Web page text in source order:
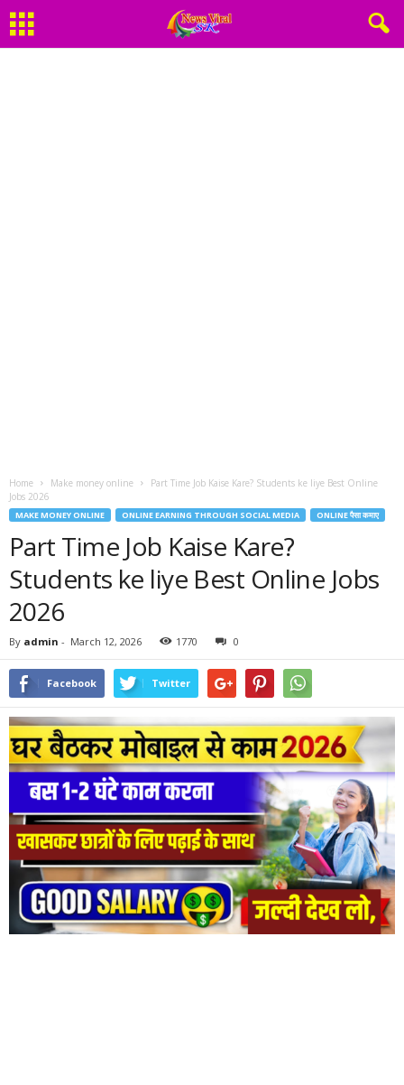
Home Make money online
Part Time Job Kaise Kare? Students ke liye Best Online
Jobs 2026
MAKE MONEY ONLINE ONLINE EARNING THROUGH SOCIAL MEDIA ONLINE पैसा कमाए
Part Time Job Kaise Kare?
Students ke liye Best Online Jobs
2026
By admin - March 12, 2026 1770 0
Facebook Twitter